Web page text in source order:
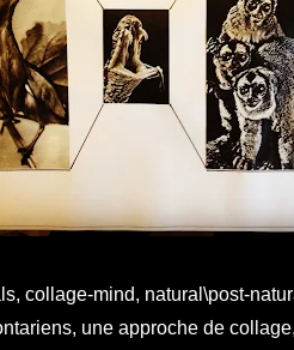
collage-mind, natural\post-
une approche de